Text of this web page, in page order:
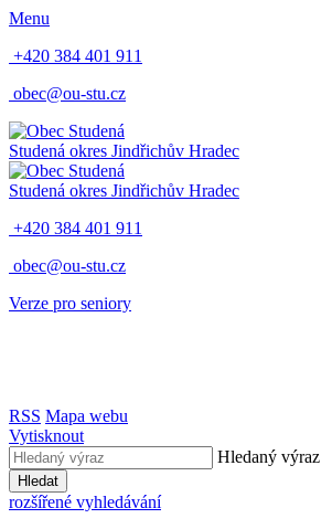
Menu
+420 384 401 911
obec@ou-stu.cz
Studená okres Jindřichův Hradec
Studená okres Jindřichův Hradec
+420 384 401 911
obec@ou-stu.cz
Verze pro seniory
RSS Mapa webu
Vytisknout
Hledaný výraz
Hledat
rozšířené vyhledávání